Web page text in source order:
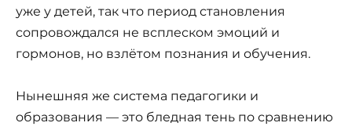
уже у детей, так что период становления
сопровождался не всплеском эмоций и
гормонов, но взлётом познания и обучения.
Нынешняя же система педагогики и
образования — это бледная тень по сравнению